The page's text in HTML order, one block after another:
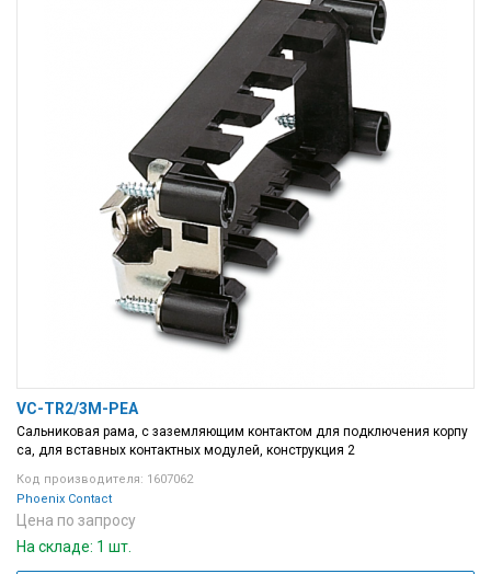
VC-TR2/3M-PEA
Сальниковая рама, с заземляющим контактом для подключения корпу
са, для вставных контактных модулей, конструкция 2
Код производителя: 1607062
Phoenix Contact
Цена по запросу
На складе: 1 шт.